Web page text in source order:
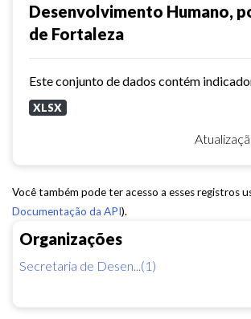
Organizações
Secretaria de Desen...(1)
Desenvolvimento Humano,
de Fortaleza
XLSX
Você também pode ter acesso a esses registros
Documentação da API).